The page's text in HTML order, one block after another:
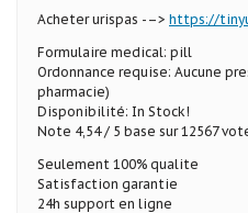
Acheter urispas -–> https://
Formulaire medical: pill
Ordonnance requise: Aucune
pharmacie)
Disponibilité: In Stock!
Note 4,54 / 5 base sur 12567
Seulement 100% qualite
Satisfaction garantie
24h support en ligne